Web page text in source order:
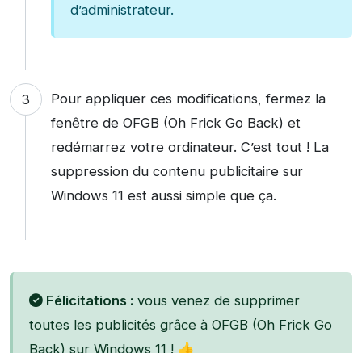
d’administrateur.
Pour appliquer ces modifications, fermez la
fenêtre de OFGB (Oh Frick Go Back) et
redémarrez votre ordinateur. C’est tout ! La
suppression du contenu publicitaire sur
Windows 11 est aussi simple que ça.
Félicitations : vous venez de supprimer
toutes les publicités grâce à OFGB (Oh Frick Go
Back) sur Windows 11 ! 👍